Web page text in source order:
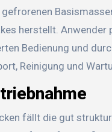
herstellt. Anwender
Bedienung und
Reinigung und
fällt die gut